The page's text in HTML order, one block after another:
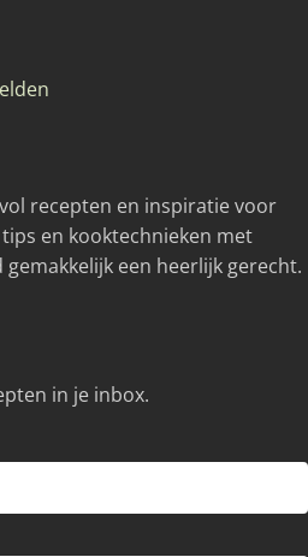
recepten en inspiratie voor
en kooktechnieken met
een heerlijk gerecht.
in je inbox.